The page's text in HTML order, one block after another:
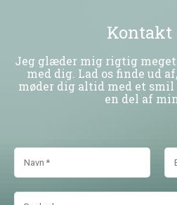
Kontakt
Jeg glæder mig rigtig
med dig. Lad os finde ud
møder dig altid med et smil
en del af